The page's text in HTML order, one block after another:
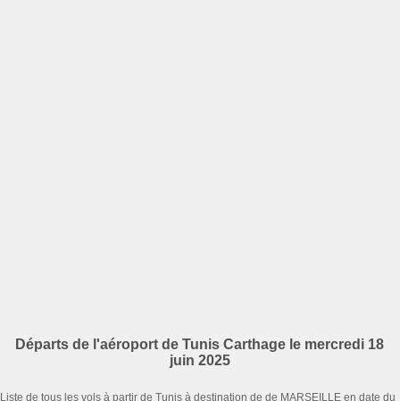
Départs de l'aéroport de Tunis Carthage le mercredi 18
juin 2025
Liste de tous les vols à partir de Tunis à destination de de MARSEILLE en date du